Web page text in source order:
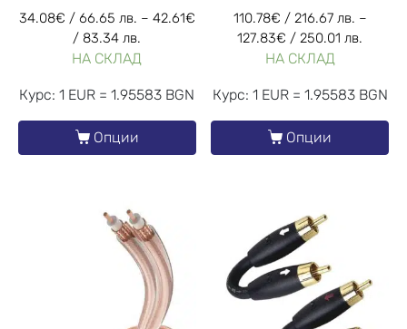
34.08€ / 66.65 лв. – 42.61€
/ 83.34 лв.
НА СКЛАД
Курс: 1 EUR = 1.95583 BGN
Опции
110.78€ / 216.67 лв. –
127.83€ / 250.01 лв.
НА СКЛАД
Курс: 1 EUR = 1.95583 BGN
Опции